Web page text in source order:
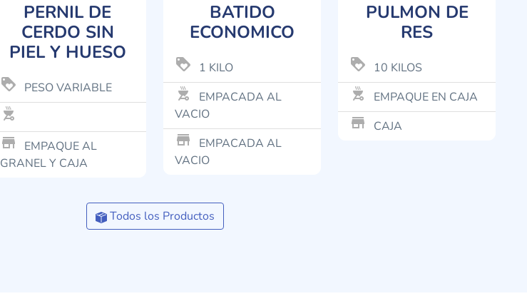
PERNIL DE
CERDO SIN
PIEL Y HUESO
loyalty PESO VARIABLE
outdoor_grill
store_mall_directory
EMPAQUE AL
GRANEL Y CAJA
BATIDO
ECONOMICO
loyalty 1 KILO
outdoor_grill
EMPACADA AL
VACIO
store_mall_directory
EMPACADA AL
VACIO
PULMON DE
RES
loyalty 10 KILOS
outdoor_grill EMPAQUE EN CAJA
store_mall_directory CAJA
Todos los Productos